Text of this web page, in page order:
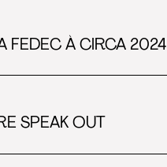
FEDEC À CIRCA 2024
SPEAK OUT